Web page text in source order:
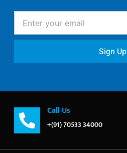
your
email
Sign Up
Call Us
+(91) 70533 34000